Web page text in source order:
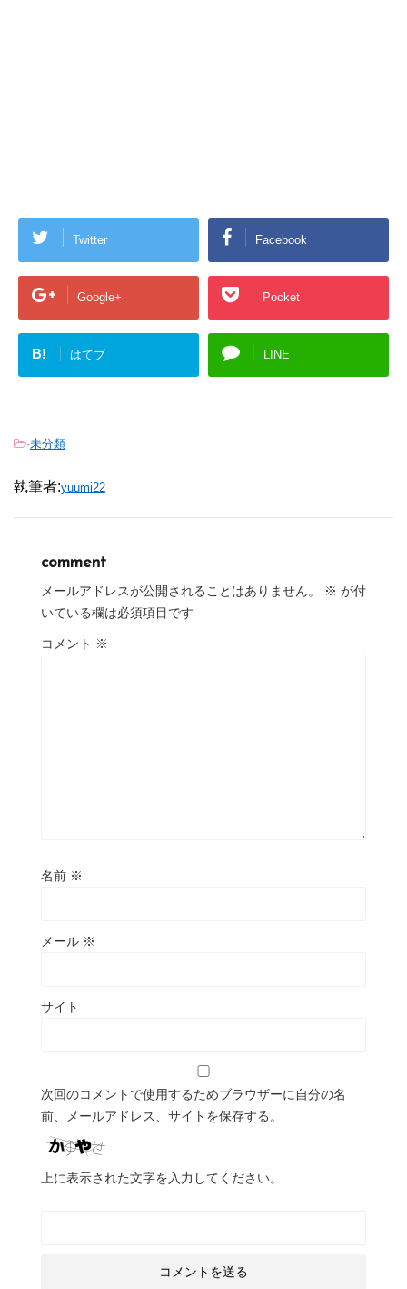
Twitter Facebook
Google+ Pocket
B! はてブ LINE
-未分類
執筆者:yuumi22
comment
メールアドレスが公開されることはありません。 ※ が付
いている欄は必須項目です
コメント ※
名前 ※
メール ※
サイト
次回のコメントで使用するためブラウザーに自分の名
前、メールアドレス、サイトを保存する。
上に表示された文字を入力してください。